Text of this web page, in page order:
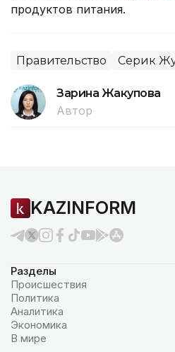
продуктов питания.
Правительство Серик
Зарина Жакупова
Автор
KAZINFORM
Разделы
Происшествия
Политика
Аналитика
Экономика
В мире